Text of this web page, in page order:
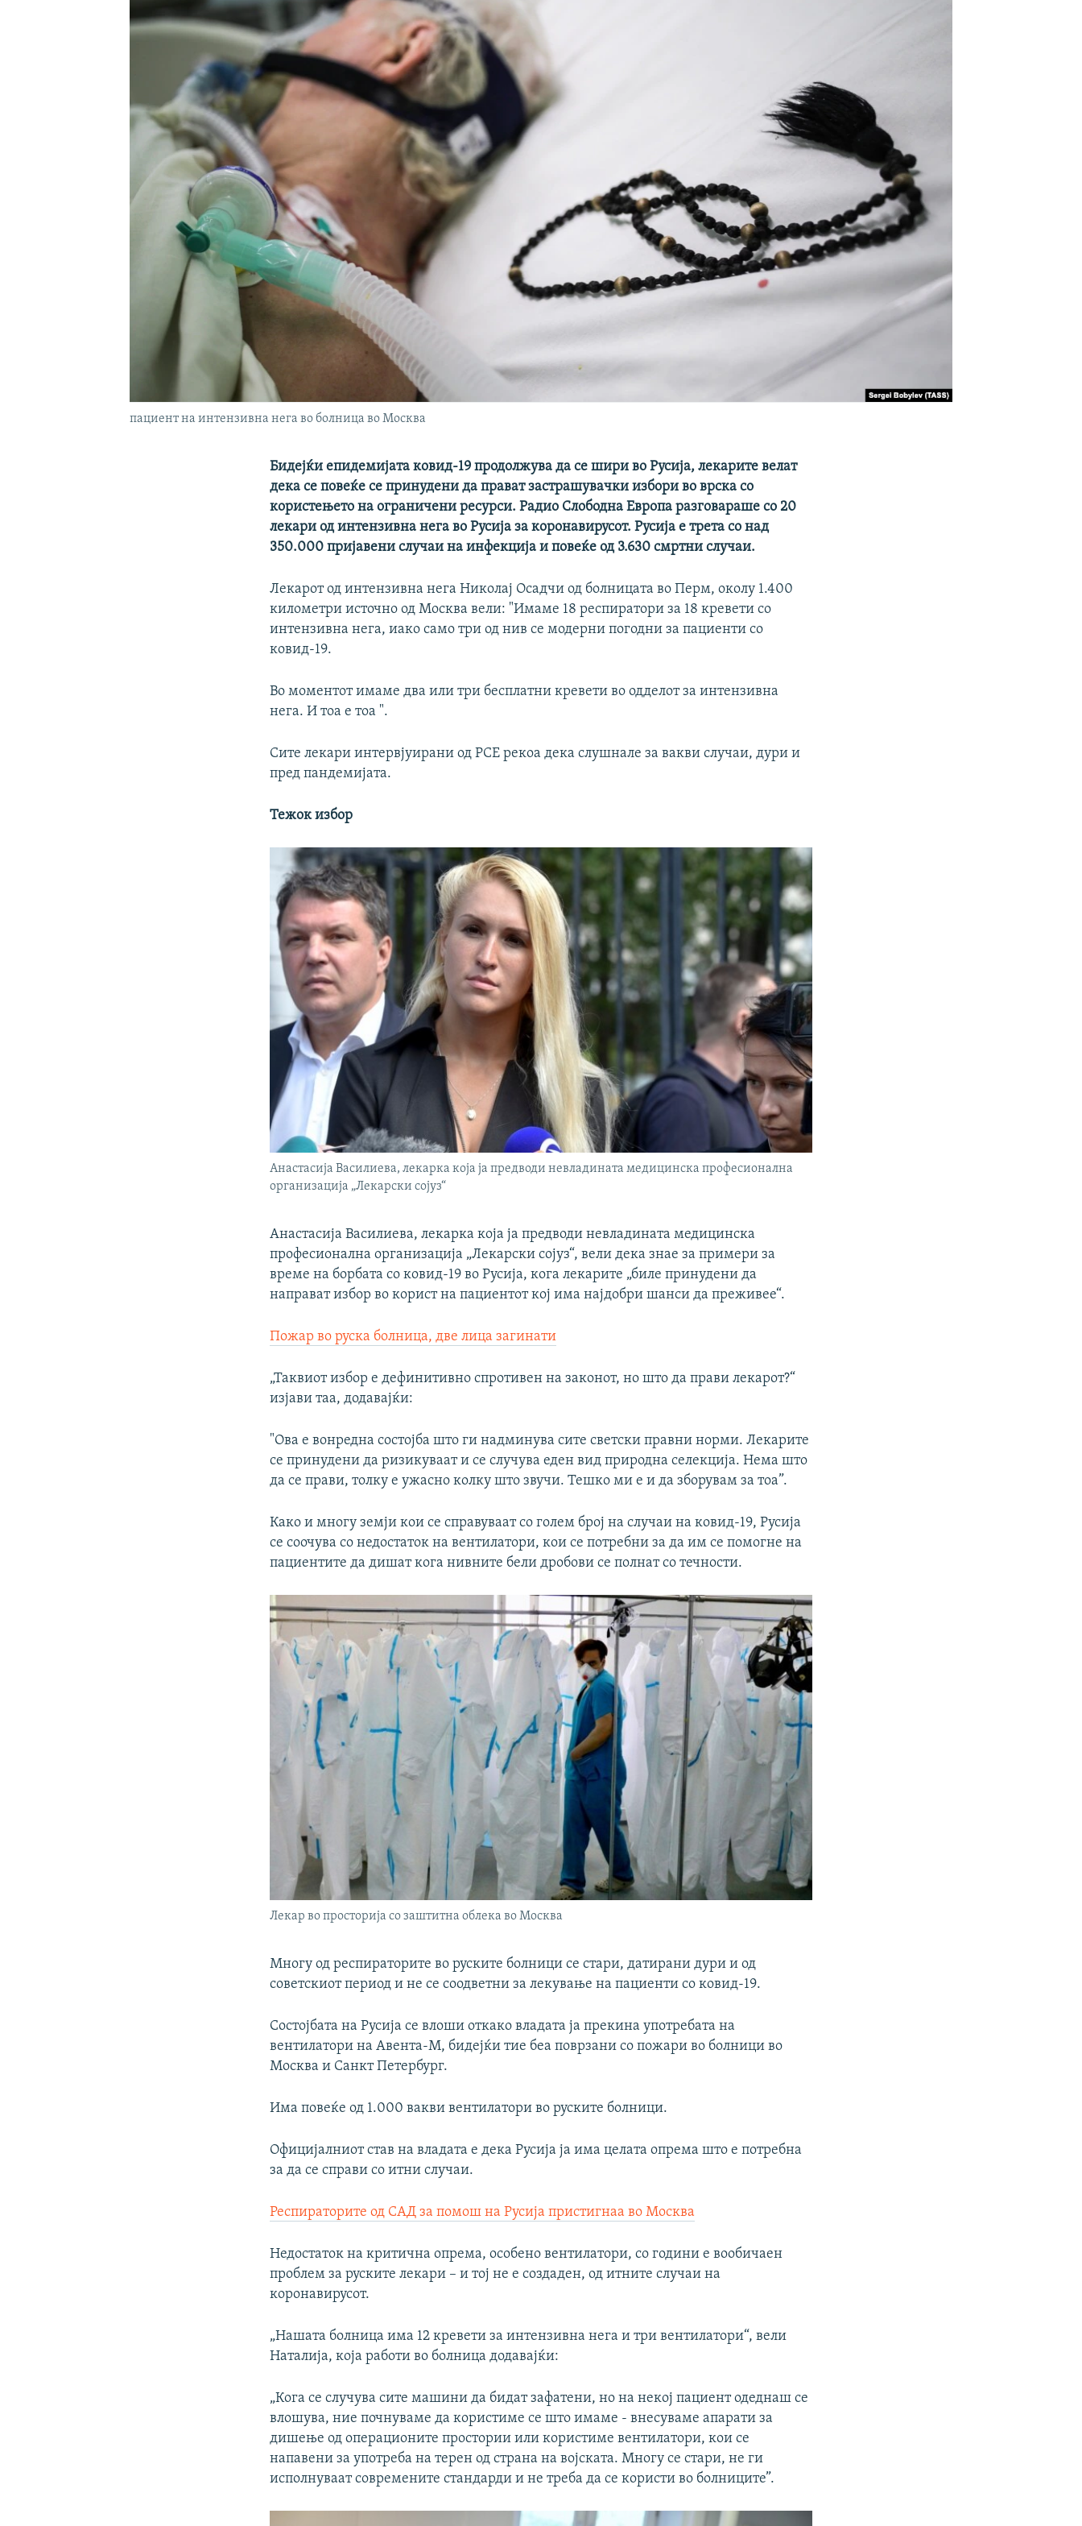
пациент на интензивна нега во болница во Москва
Бидејќи епидемијата ковид-19 продолжува да се шири во Русија, лекарите велат
дека се повеќе се принудени да прават застрашувачки избори во врска со
користењето на ограничени ресурси. Радио Слободна Европа разговараше со 20
лекари од интензивна нега во Русија за коронавирусот. Русија е трета со над
350.000 пријавени случаи на инфекција и повеќе од 3.630 смртни случаи.
Лекарот од интензивна нега Николај Осадчи од болницата во Перм, околу 1.400
километри источно од Москва вели: "Имаме 18 респиратори за 18 кревети со
интензивна нега, иако само три од нив се модерни погодни за пациенти со
ковид-19.
Во моментот имаме два или три бесплатни кревети во одделот за интензивна
нега. И тоа е тоа ".
Сите лекари интервјуирани од РСЕ рекоа дека слушнале за вакви случаи, дури и
пред пандемијата.
Тежок избор
Анастасија Василиева, лекарка која ја предводи невладината медицинска професионална
организација „Лекарски сојуз“
Анастасија Василиева, лекарка која ја предводи невладината медицинска
професионална организација „Лекарски сојуз“, вели дека знае за примери за
време на борбата со ковид-19 во Русија, кога лекарите „биле принудени да
направат избор во корист на пациентот кој има најдобри шанси да преживее“.
Пожар во руска болница, две лица загинати
„Таквиот избор е дефинитивно спротивен на законот, но што да прави лекарот?“
изјави таа, додавајќи:
"Ова е вонредна состојба што ги надминува сите светски правни норми. Лекарите
се принудени да ризикуваат и се случува еден вид природна селекција. Нема што
да се прави, толку е ужасно колку што звучи. Тешко ми е и да зборувам за тоа”.
Како и многу земји кои се справуваат со голем број на случаи на ковид-19, Русија
се соочува со недостаток на вентилатори, кои се потребни за да им се помогне на
пациентите да дишат кога нивните бели дробови се полнат со течности.
Лекар во просторија со заштитна облека во Москва
Многу од респираторите во руските болници се стари, датирани дури и од
советскиот период и не се соодветни за лекување на пациенти со ковид-19.
Состојбата на Русија се влоши откако владата ја прекина употребата на
вентилатори на Авента-М, бидејќи тие беа поврзани со пожари во болници во
Москва и Санкт Петербург.
Има повеќе од 1.000 вакви вентилатори во руските болници.
Официјалниот став на владата е дека Русија ја има целата опрема што е потребна
за да се справи со итни случаи.
Респираторите од САД за помош на Русија пристигнаа во Москва
Недостаток на критична опрема, особено вентилатори, со години е вообичаен
проблем за руските лекари – и тој не е создаден, од итните случаи на
коронавирусот.
„Нашата болница има 12 кревети за интензивна нега и три вентилатори“, вели
Наталија, која работи во болница додавајќи:
„Кога се случува сите машини да бидат зафатени, но на некој пациент одеднаш се
влошува, ние почнуваме да користиме се што имаме - внесуваме апарати за
дишење од операционите простории или користиме вентилатори, кои се
напавени за употреба на терен од страна на војската. Многу се стари, не ги
исполнуваат современите стандарди и не треба да се користи во болниците”.